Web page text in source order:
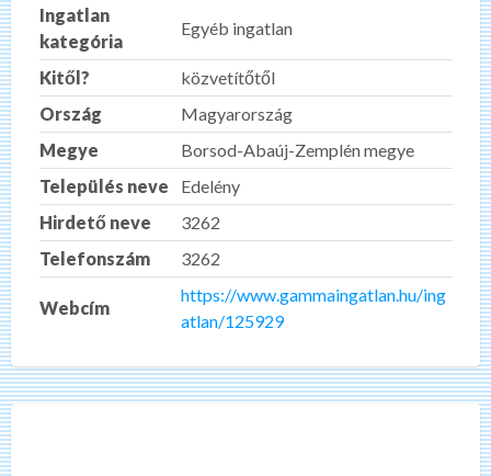
Ingatlan
kategória
Egyéb ingatlan
Kitől?
közvetítőtől
Ország
Magyarország
Megye
Borsod-Abaúj-Zemplén megye
Település neve
Edelény
Hirdető neve
3262
Telefonszám
3262
Webcím
https://www.gammaingatlan.hu/ing
atlan/125929